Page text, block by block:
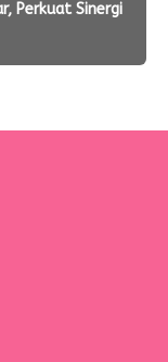
Perkuat Sinergi